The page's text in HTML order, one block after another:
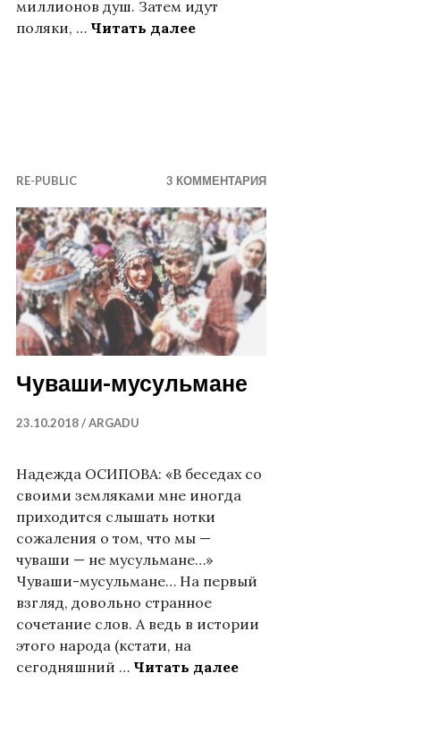
«генетическую карту» евразийских степных
миллионов душ. Затем идут
поляки, … Читать далееРоссия – для всех, кто в ней
RE-PUBLIC 3 КОММЕНТАРИЯ
Чуваши-мусульмане
23.10.2018 ARGADU
Надежда ОСИПОВА: «В беседах со
своими земляками мне иногда
приходится слышать нотки
сожаления о том, что мы —
чуваши — не мусульмане…»
Чуваши-мусульмане… На первый
взгляд, довольно странное
сочетание слов. А ведь в истории
этого народа (кстати, на
сегодняш­ний … Читать далееЧуваши-мусульмане